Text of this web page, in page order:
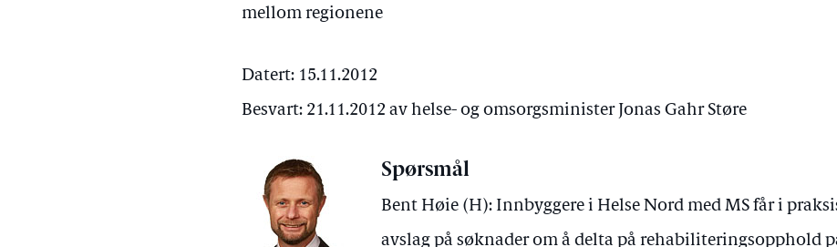
mellom regionene
Datert: 15.11.2012
Besvart: 21.11.2012 av helse- og omsorgsminister Jonas Gahr Støre
Spørsmål
Bent Høie (H): Innbyggere i Helse Nord med MS får i
avslag på søknader om å delta på rehabiliteringsopphold